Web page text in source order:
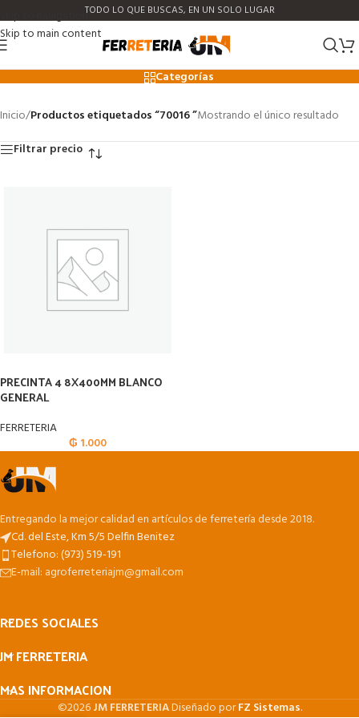
Skip to navigation
Skip to main content
TODO LO QUE BUSCAS, EN UN SOLO LUGAR
70016
Categorías
Inicio/Productos etiquetados “70016 ”Mostrando el único resultado
Filtrar precio
PRECINTA 4 8X400MM BLANCO
GENERAL
FERRETERIA
₲ 1.000
Entregando la mejor calidad en artículos de ferretería desde 2018.
Cd. del Este, Km 5/5 Delfin Benitez
Telefono: (973) 519-191
E-mail: agroferreteriajm@gmail.com
REDES SOCIALES
JM FERRETERIA
MAS INFORMACION
©2026JM FERRETERIADiseñado porFZ Sistemas.